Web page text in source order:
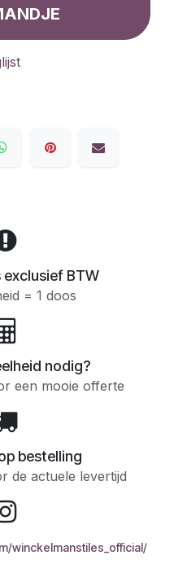
exclusief BTW
= 1 doos
nodig?
een mooie offerte
bestelling
de actuele levertijd
winckelmanstiles_official/